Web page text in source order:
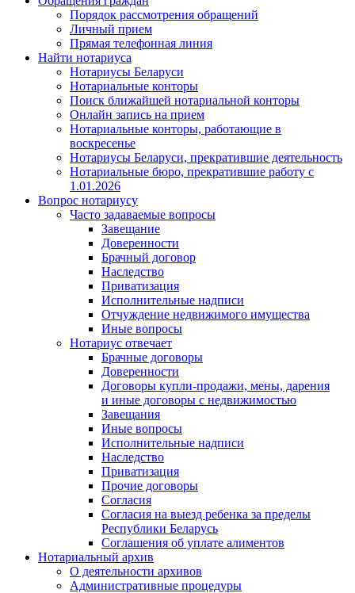
Порядок рассмотрения обращений
Личный прием
Прямая телефонная линия
Найти нотариуса
Нотариусы Беларуси
Нотариальные конторы
Поиск ближайшей нотариальной конторы
Онлайн запись на прием
Нотариальные конторы, работающие в
воскресенье
Нотариусы Беларуси, прекратившие деятельность
Нотариальные бюро, прекратившие работу с
1.01.2026
Вопрос нотариусу
Часто задаваемые вопросы
Завещание
Доверенности
Брачный договор
Наследство
Приватизация
Исполнительные надписи
Отчуждение недвижимого имущества
Иные вопросы
Нотариус отвечает
Брачные договоры
Доверенности
Договоры купли-продажи, мены, дарения
и иные договоры с недвижимостью
Завещания
Иные вопросы
Исполнительные надписи
Наследство
Приватизация
Прочие договоры
Согласия
Согласия на выезд ребенка за пределы
Республики Беларусь
Соглашения об уплате алиментов
Нотариальный архив
О деятельности архивов
Административные процедуры